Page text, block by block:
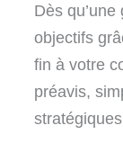
Dès
objectifs
fin à votre
préavis,